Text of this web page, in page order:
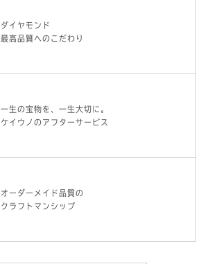
ダイヤモンド
最高品質へのこだわり
一生の宝物を、一生大切に。
ケイウノのアフターサービス
オーダーメイド品質の
クラフトマンシップ